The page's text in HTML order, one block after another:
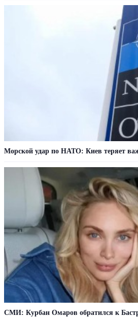
Морской удар по НАТО: Киев теряет
СМИ: Курбан Омаров обратился к